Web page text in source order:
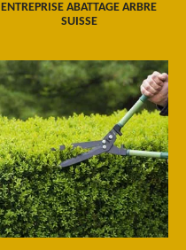
ENTREPRISE ABATTAGE ARBRE
SUISSE